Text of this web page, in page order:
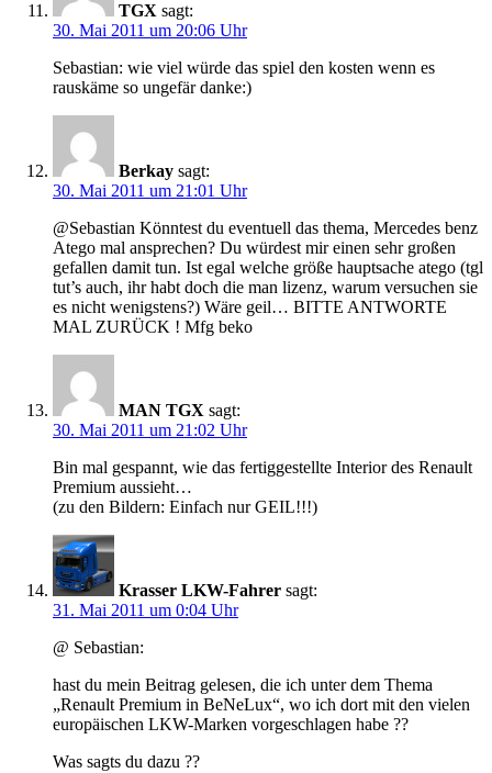
TGX sagt:
30. Mai 2011 um 20:06 Uhr
Sebastian: wie viel würde das spiel den kosten wenn es
rauskäme so ungefär danke:)
Berkay sagt:
30. Mai 2011 um 21:01 Uhr
@Sebastian Könntest du eventuell das thema, Mercedes benz
Atego mal ansprechen? Du würdest mir einen sehr großen
gefallen damit tun. Ist egal welche größe hauptsache atego (tgl
tut’s auch, ihr habt doch die man lizenz, warum versuchen sie
es nicht wenigstens?) Wäre geil… BITTE ANTWORTE
MAL ZURÜCK ! Mfg beko
MAN TGX sagt:
30. Mai 2011 um 21:02 Uhr
Bin mal gespannt, wie das fertiggestellte Interior des Renault
Premium aussieht…
(zu den Bildern: Einfach nur GEIL!!!)
Krasser LKW-Fahrer sagt:
31. Mai 2011 um 0:04 Uhr
@ Sebastian:
hast du mein Beitrag gelesen, die ich unter dem Thema
„Renault Premium in BeNeLux“, wo ich dort mit den vielen
europäischen LKW-Marken vorgeschlagen habe ??
Was sagts du dazu ??